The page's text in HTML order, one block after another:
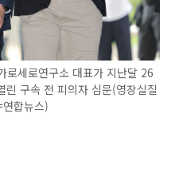
세로연구소 대표가 지난달 26
린 구속 전 피의자 심문(영장실질
합뉴스)